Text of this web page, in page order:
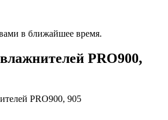
в ближайшее время.
PRO900,